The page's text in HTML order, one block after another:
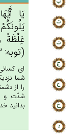
يَا
غِلْظَة‌ً
(توبه: 123)
اى
شما
را از
شدّت و
بدانيد